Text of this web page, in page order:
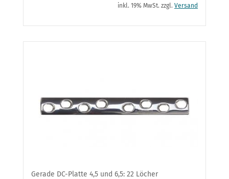
inkl. 19% MwSt. zzgl. Versand
Gerade DC-Platte 4,5 und 6,5: 22 Löcher